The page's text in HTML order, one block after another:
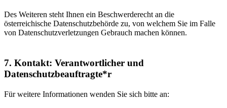
Des Weiteren steht Ihnen ein Beschwerderecht an die
österreichische Datenschutzbehörde zu, von welchem Sie im Falle
von Datenschutzverletzungen Gebrauch machen können.
7. Kontakt: Verantwortlicher und
Datenschutzbeauftragte*r
Für weitere Informationen wenden Sie sich bitte an: